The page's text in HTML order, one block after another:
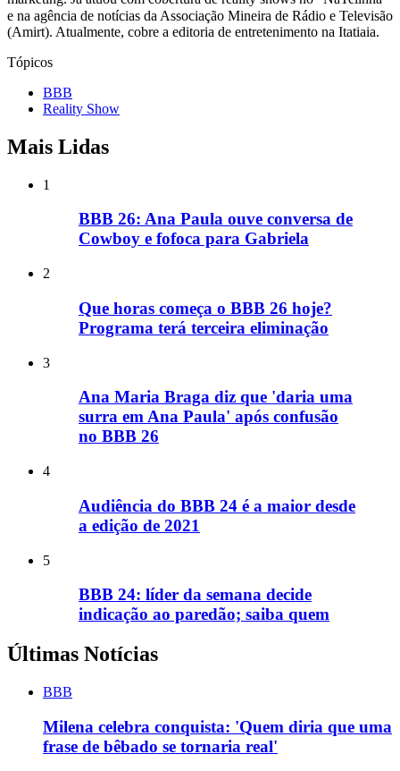
e na agência de notícias da Associação Mineira de Rádio e Televisão
(Amirt). Atualmente, cobre a editoria de entretenimento na Itatiaia.
Tópicos
BBB
Reality Show
Mais Lidas
1
BBB 26: Ana Paula ouve conversa de
Cowboy e fofoca para Gabriela
2
Que horas começa o BBB 26 hoje?
Programa terá terceira eliminação
3
Ana Maria Braga diz que 'daria uma
surra em Ana Paula' após confusão
no BBB 26
4
Audiência do BBB 24 é a maior desde
a edição de 2021
5
BBB 24: líder da semana decide
indicação ao paredão; saiba quem
Últimas Notícias
BBB
Milena celebra conquista: 'Quem diria que uma
frase de bêbado se tornaria real'